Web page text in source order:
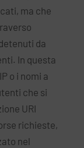
ma che
da
In questa
o i nomi a
che si
URI
richieste,
nel